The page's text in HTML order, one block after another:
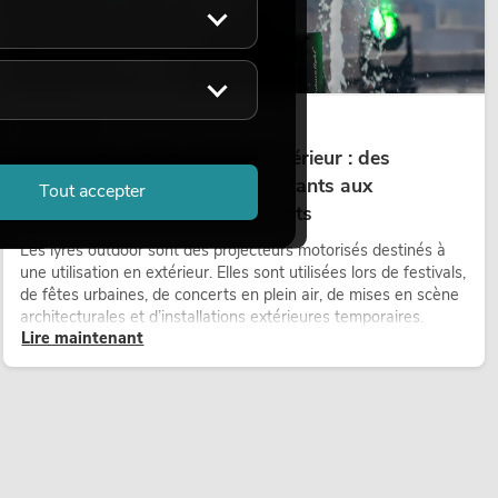
14.05.2026
Projecteurs à tête mobile d'extérieur : des
projecteurs à tête mobile résistants aux
intempéries pour les événements
Les lyres outdoor sont des projecteurs motorisés destinés à
une utilisation en extérieur. Elles sont utilisées lors de festivals,
de fêtes urbaines, de concerts en plein air, de mises en scène
architecturales et d’installations extérieures temporaires.
Lire maintenant
Tout accepter